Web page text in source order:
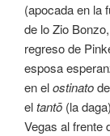
(apocada en la
de lo Zio
regreso de
esposa
en elostinato
eltantō (la
Vegas al frente